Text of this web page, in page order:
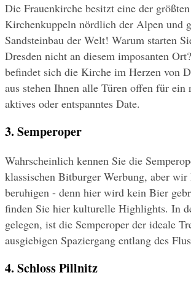
Die Frauenkirche besitzt eine der
Kirchenkuppeln nördlich der Alpen und
Sandsteinbau der Welt! Warum starten
Dresden nicht an diesem imposanten
befindet sich die Kirche im Herzen von
aus stehen Ihnen alle Türen offen für ein
aktives oder entspanntes Date.
3. Semperoper
Wahrscheinlich kennen Sie die
klassischen Bitburger Werbung, aber wir
beruhigen - denn hier wird kein Bier
finden Sie hier kulturelle Highlights. In
gelegen, ist die Semperoper der ideale
ausgiebigen Spaziergang entlang des
4. Schloss Pillnitz